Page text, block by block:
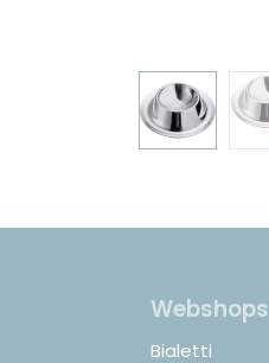
Webshops
Bialetti